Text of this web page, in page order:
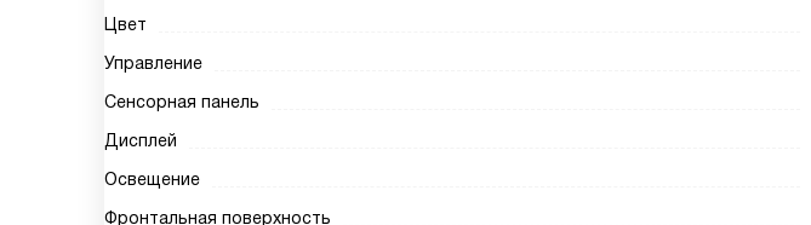
Цвет
Управление
Сенсорная панель
Дисплей
Освещение
Фронтальная поверхность